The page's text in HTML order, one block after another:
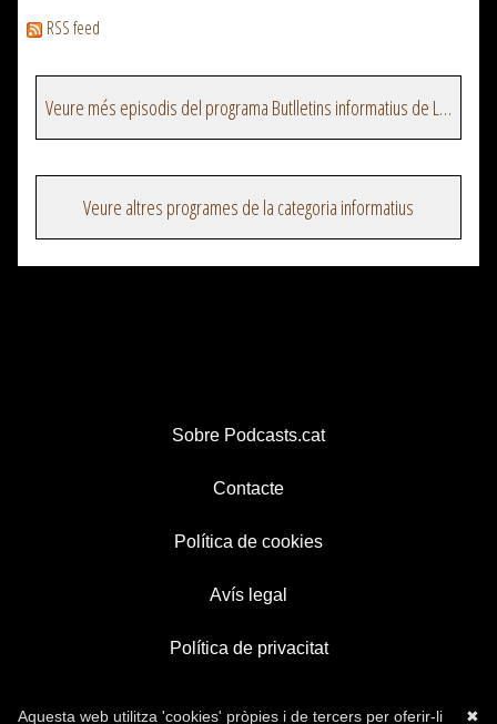
RSS feed
Veure més episodis del programa Butlletins informatius de La Xarxa
Veure altres programes de la categoria informatius
Sobre Podcasts.cat
Contacte
Política de cookies
Avís legal
Política de privacitat
✖
Aquesta web utilitza 'cookies' pròpies i de tercers per oferir-li